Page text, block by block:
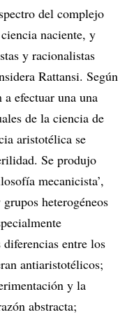
del complejo
naciente, y
y racionalistas
Rattansi. Según
efectuar una una
de la ciencia de
aristotélica se
Se produjo
mecanicista’,
heterogéneos
entre los
antiaristotélicos;
y la
abstracta;